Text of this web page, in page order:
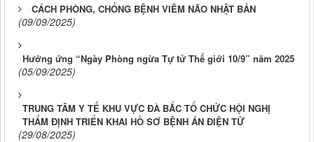
CÁCH PHÒNG, CHỐNG BỆNH VIÊM NÃO NHẬT BẢN
(09/09/2025)
Hưởng ứng “Ngày Phòng ngừa Tự tử Thế giới 10/9” năm 2025
(05/09/2025)
TRUNG TÂM Y TẾ KHU VỰC ĐÀ BẮC TỔ CHỨC HỘI NGHỊ
THẨM ĐỊNH TRIỂN KHAI HỒ SƠ BỆNH ÁN ĐIỆN TỬ
(29/08/2025)